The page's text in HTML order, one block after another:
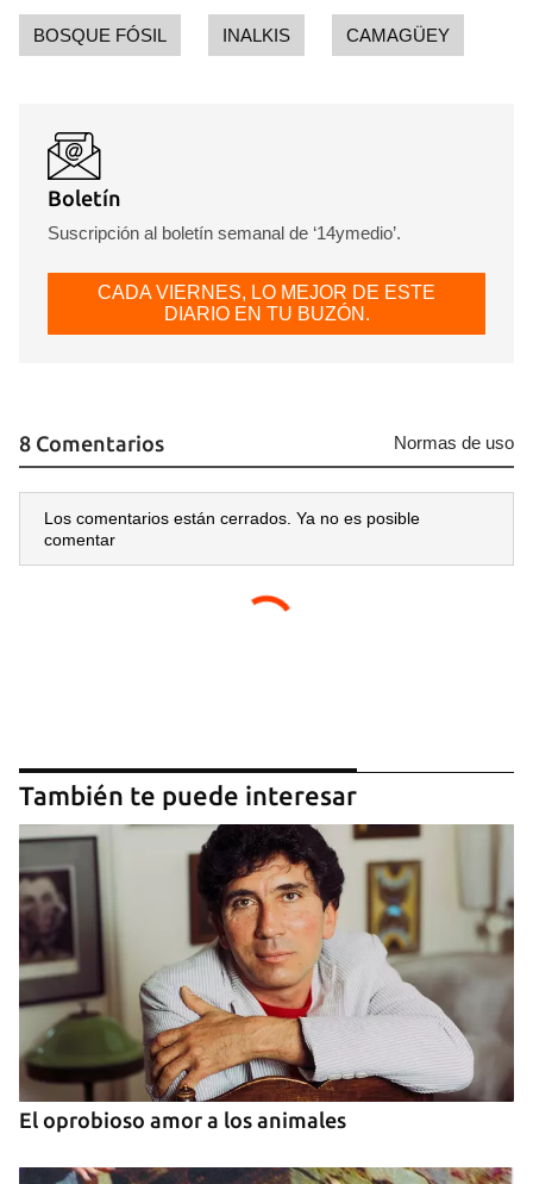
BOSQUE FÓSIL INALKIS CAMAGÜEY
Boletín
Suscripción al boletín semanal de ‘14ymedio’.
CADA VIERNES, LO MEJOR DE ESTE
DIARIO EN TU BUZÓN.
8 Comentarios Normas de uso
Los comentarios están cerrados. Ya no es posible
comentar
También te puede interesar
El oprobioso amor a los animales